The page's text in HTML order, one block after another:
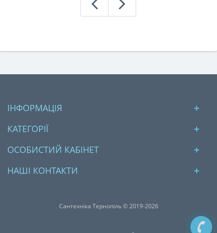
ІНФОРМАЦІЯ
КАТЕГОРІЇ
ОСОБИСТИЙ КАБІНЕТ
НАШІ КОНТАКТИ
Сантехніка Тернопіль © 2019-2026